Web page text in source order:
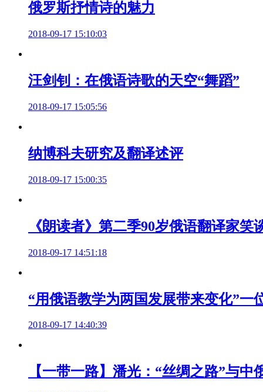
俄罗斯抒情诗的魅力
2018-09-17 15:10:03
汪剑钊：在俄语诗歌的天空“舞蹈”
2018-09-17 15:05:56
纳博科夫研究及翻译述评
2018-09-17 15:00:35
《朗读者》第二季90岁俄语翻译家笑
2018-09-17 14:51:18
“用俄语教学为两国发展带来变化”一
2018-09-17 14:40:39
【一带一路】潘光：“丝绸之路”与中